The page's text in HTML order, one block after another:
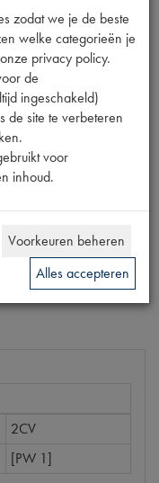
2CV
[PW 1]
zodat we je de beste
welke categorieën je
privacy policy.
de
ingeschakeld)
de site te verbeteren
voor
inhoud.
Voorkeuren beheren
Alles accepteren